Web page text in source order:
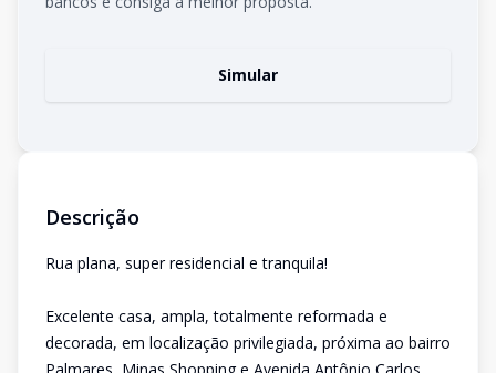
Simular
Descrição
Rua plana, super residencial e tranquila!
Excelente casa, ampla, totalmente reformada e
decorada, em localização privilegiada, próxima ao bairro